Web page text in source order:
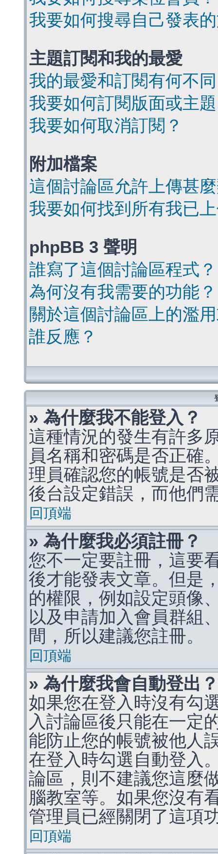
我要如何搜尋自己發表
主題訂閱和我的最愛
我的最愛和訂閱有何不
我要如何訂閱版面或主
我要如何取消訂閱？
附加檔案
這個討論區允許上傳甚
我要如何找到所有我已
phpBB 3 聲明
誰寫了這個討論區程式？
為何沒有我需要的功能？
關於這個討論區上的濫
誰反應？
» 為什麼我不能登入？
這種情況的發生有許多
員名稱和密碼是否正確
理員確認您的帳號是否
後台設定錯誤，而他們
回頂端
» 為什麼我必須註冊？
您不一定要註冊，這要
後才能發表文章。但是
的權限，例如設定頭像
以及申請加入會員群組
間，所以建議您註冊。
回頂端
» 為什麼我會自動登出？
如果您在登入時沒有勾
入討論區後只能在一定
能防止您的帳號被他人
在登入時勾選自動登入
論區，則不建議您這麼
腦教室等。如果您沒有
管理員已經關閉了這項
回頂端